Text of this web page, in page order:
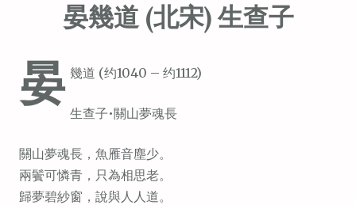
晏幾道 (北宋) 生查子
晏 幾道 (约1040 – 约1112)
生查子•關山夢魂長
關山夢魂長，魚雁音塵少。
兩鬢可憐青，只為相思老。
歸夢碧紗窗，說與人人道。